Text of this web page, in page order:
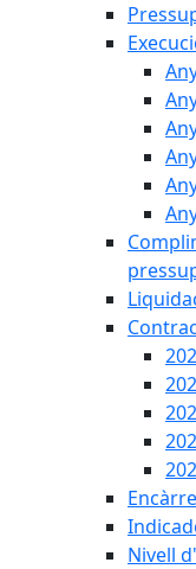
Nivell